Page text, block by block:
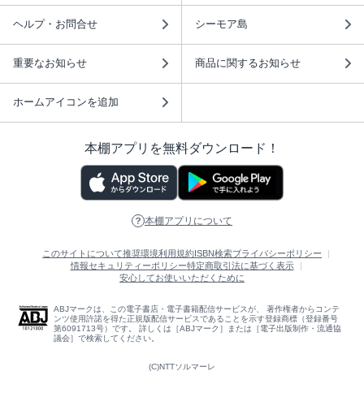
ヘルプ・お問合せ シーモア島
重要なお知らせ 商品に関するお知らせ
ホームアイコンを追加
本棚アプリを無料ダウンロード！
本棚アプリについて
このサイトについて推奨環境利用規約 ISBN検索プライバシーポリシー
情報セキュリティーポリシー特定商取引法に基づく表示
安心してお使いいただくために
ABJマークは、この電子書店・電子書籍配信サービスが、 著作権者からコンテ
ンツ使用許諾を得た正規版配信サービスであることを示す登録商標（登録番号
第6091713号）です。 詳しくは［ABJマーク］または［電子出版制作・流通協
議会］で検索してください。
(C)NTTソルマーレ